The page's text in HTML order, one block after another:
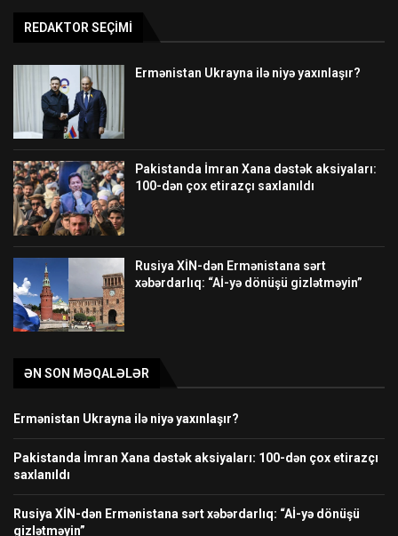
REDAKTOR SEÇIMI
Ermənistan Ukrayna ilə niyə yaxınlaşır?
Pakistanda İmran Xana dəstək aksiyaları:
100-dən çox etirazçı saxlanıldı
Rusiya XİN-dən Ermənistana sərt
xəbərdarlıq: “Aİ-yə dönüşü gizlətməyin”
ƏN SON MƏQALƏLƏR
Ermənistan Ukrayna ilə niyə yaxınlaşır?
Pakistanda İmran Xana dəstək aksiyaları: 100-dən çox etirazçı
saxlanıldı
Rusiya XİN-dən Ermənistana sərt xəbərdarlıq: “Aİ-yə dönüşü
gizlətməyin”